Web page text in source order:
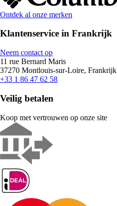
Ontdek al onze merken
Klantenservice in Frankrijk
Neem contact op
11 rue Bernard Maris
37270 Montlouis-sur-Loire, Frankrijk
+33 1 86 47 62 58
Veilig betalen
Koop met vertrouwen op onze site